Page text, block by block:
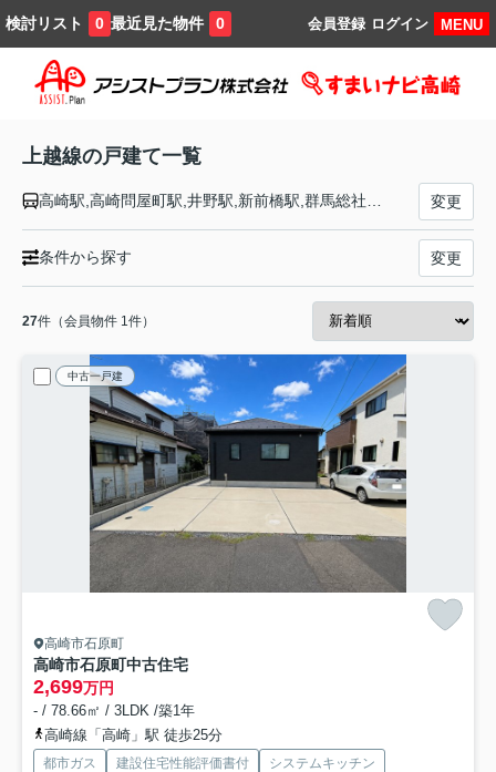
検討リスト 0 最近見た物件 0 MENU
ログイン
会員登録
上越線の戸建て一覧
変更
条件から探す 変更
27件（会員物件 1件）
中古一戸建
高崎市石原町
高崎市石原町中古住宅
2,699万円
- / 78.66㎡ / 3LDK /築1年
高崎線「高崎」駅 徒歩25分
都市ガス 建設住宅性能評価書付
システムキッチン